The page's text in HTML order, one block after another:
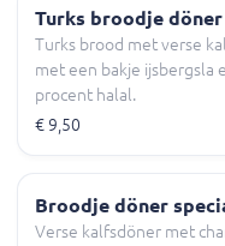
Turks broodje döner
Turks brood met verse
met een bakje ijsbergsla
procent halal.
€ 9,50
Broodje döner
Verse kalfsdöner met